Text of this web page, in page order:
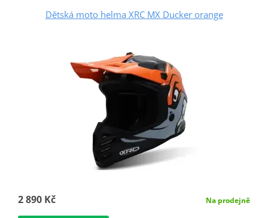
Dětská moto helma XRC MX Ducker orange
2 890 Kč Na prodejně